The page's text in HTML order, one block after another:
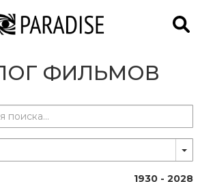
ФИЛЬМОВ
1930 - 2028